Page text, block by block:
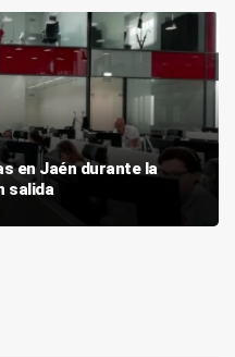
en Jaén durante la
salida